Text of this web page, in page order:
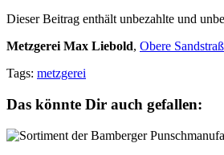
Dieser Beitrag enthält unbezahlte und
Metzgerei Max Liebold, Obere
Tags: metzgerei
Das könnte Dir auch gefallen: